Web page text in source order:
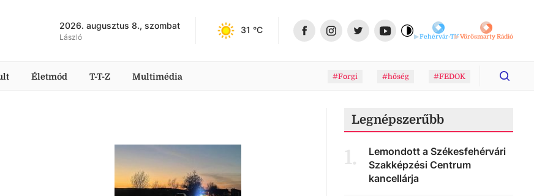
2026. augusztus 8., szombat
László
31 °C
Fehérvár-TVVörösmarty Rádió
Életmód T-T-Z Multimédia #Forgi #hőség #FEDOK
Legnépszerűbb
1.
Lemondott a Székesfehérvári
Szakképzési Centrum
kancellárja